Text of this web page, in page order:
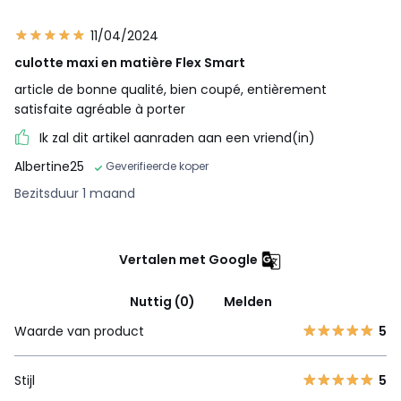
11/04/2024
culotte maxi en matière Flex Smart
article de bonne qualité, bien coupé, entièrement
satisfaite agréable à porter
Ik zal dit artikel aanraden aan een vriend(in)
Albertine25
Geverifieerde koper
Bezitsduur 1 maand
Vertalen met Google
Nuttig (0)
Melden
Waarde van product
5
Stijl 5